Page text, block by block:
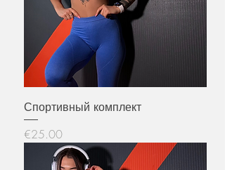
Спортивный комплект
Price
€25.00